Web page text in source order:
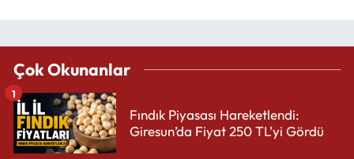
Çok Okunanlar
Fındık Piyasası Hareketlendi:
Giresun’da Fiyat 250 TL’yi Gördü
1